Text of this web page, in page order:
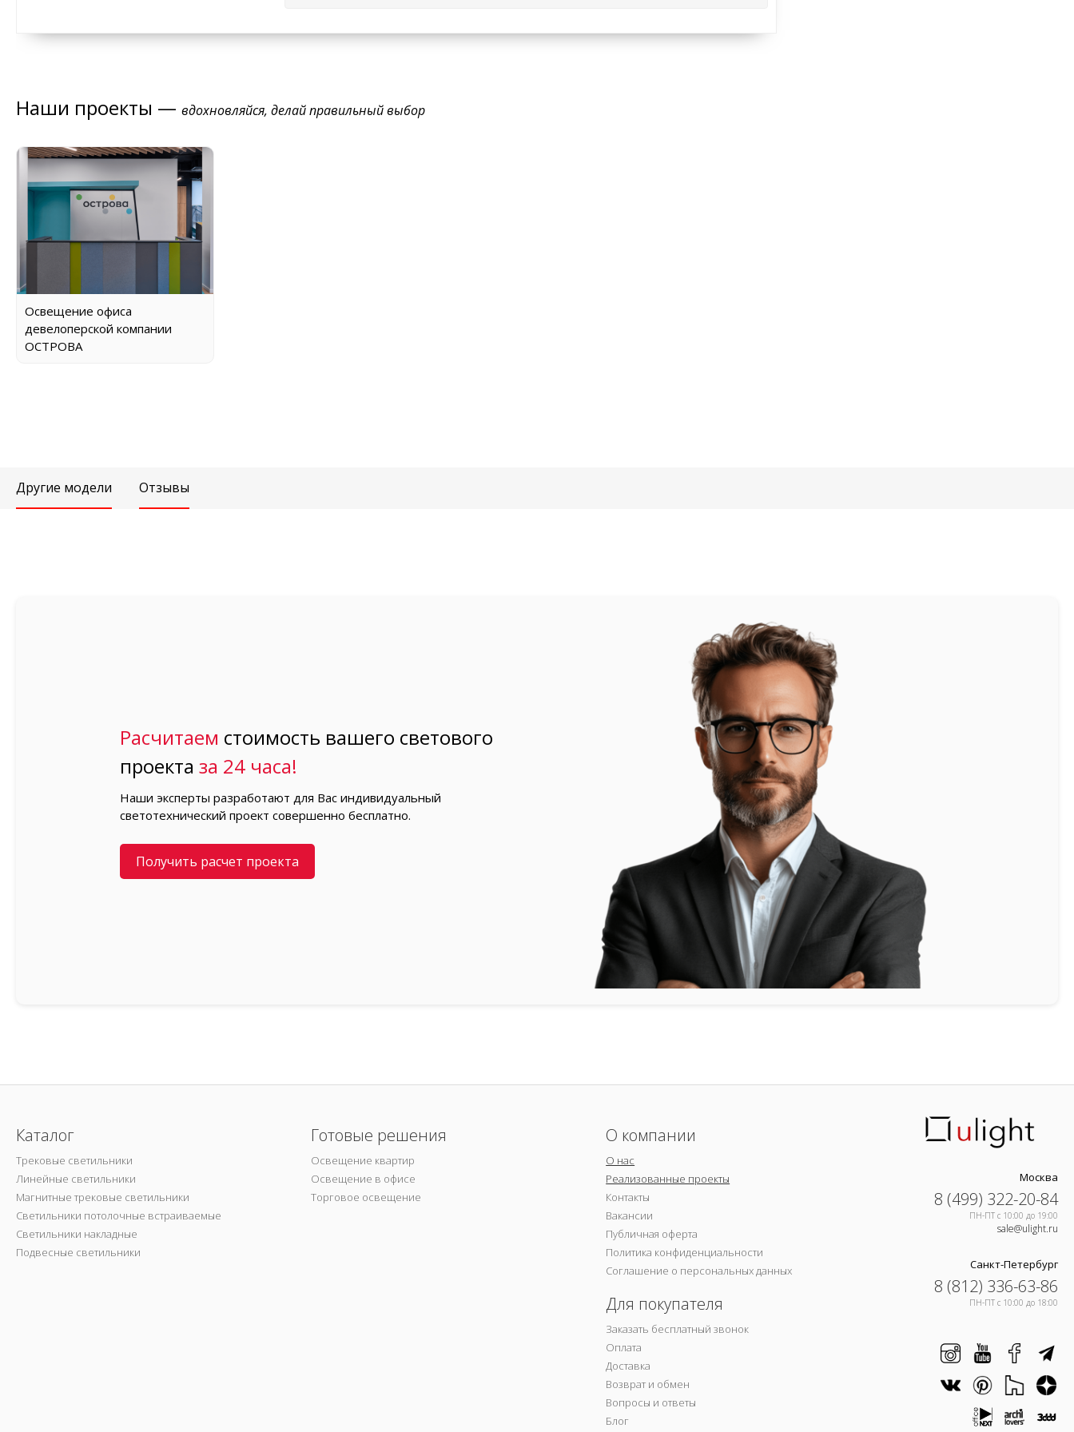
Наши проекты — вдохновляйся, делай правильный выбор
Освещение офиса
девелоперской компании
ОСТРОВА
Другие модели Отзывы
Расчитаем стоимость вашего светового
проектаза 24 часа!
Наши эксперты разработают для Вас индивидуальный
светотехнический проект совершенно бесплатно.
Получить расчет проекта
Каталог
Трековые светильники
Линейные светильники
Магнитные трековые светильники
Светильники потолочные встраиваемые
Светильники накладные
Подвесные светильники
Готовые решения
Освещение квартир
Освещение в офисе
Торговое освещение
О компании
О нас
Реализованные проекты
Контакты
Вакансии
Публичная оферта
Политика конфиденциальности
Соглашение о персональных данных
Для покупателя
Заказать бесплатный звонок
Оплата
Доставка
Возврат и обмен
Вопросы и ответы
Блог
Москва
8 (499) 322-20-84
ПН-ПТ c 10:00 до 19:00
sale@ulight.ru
Санкт-Петербург
8 (812) 336-63-86
ПН-ПТ c 10:00 до 18:00